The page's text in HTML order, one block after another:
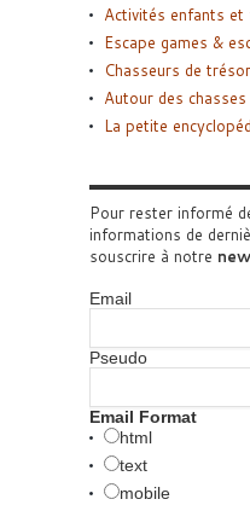
Activités enfants et
Escape games &
Chasseurs de
Autour des
La petite
Pour rester informé
informations de
souscrire à notre
Email
Pseudo
Email Format
html
text
mobile